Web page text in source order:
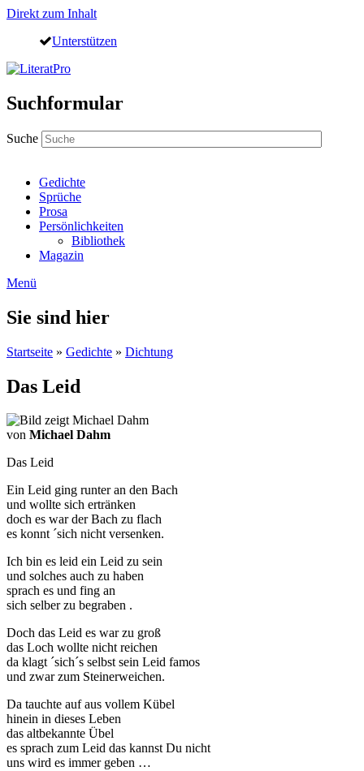
Direkt zum Inhalt
Unterstützen
Suchformular
Suche
Gedichte
Sprüche
Prosa
Persönlichkeiten
Bibliothek
Magazin
Menü
Sie sind hier
Startseite » Gedichte » Dichtung
Das Leid
von Michael Dahm
Das Leid
Ein Leid ging runter an den Bach
und wollte sich ertränken
doch es war der Bach zu flach
es konnt ´sich nicht versenken.
Ich bin es leid ein Leid zu sein
und solches auch zu haben
sprach es und fing an
sich selber zu begraben .
Doch das Leid es war zu groß
das Loch wollte nicht reichen
da klagt ´sich´s selbst sein Leid famos
und zwar zum Steinerweichen.
Da tauchte auf aus vollem Kübel
hinein in dieses Leben
das altbekannte Übel
es sprach zum Leid das kannst Du nicht
uns wird es immer geben …